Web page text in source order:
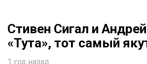
Стивен Сигал и
«Тута», тот самый
1 год назад